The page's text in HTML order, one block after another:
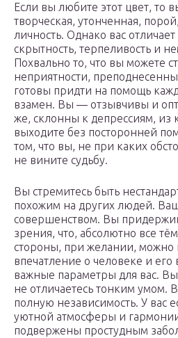
Если вы любите этот цвет, то
творческая, утонченная,
личность. Однако вас
скрытность, терпеливость и
Похвально то, что вы можете
неприятности,
готовы придти на помощь
взамен. Вы — отзывчивы и
же, склонны к депрессиям, из
выходите без посторонней
том, что вы, не при каких
не вините судьбу.
Вы стремитесь быть
похожим на других людей.
совершенством. Вы
зрения, что, абсолютно все
стороны, при желании, можно
впечатление о человеке и
важные параметры для вас.
не отличаетесь тонким умом.
полную независимость. У вас
уютной атмосферы и
подвержены простудным